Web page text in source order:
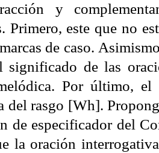
y
Primero, este que no
de caso.
significado de las
Por último, el
del rasgo [Wh].
de especificador del
la oración